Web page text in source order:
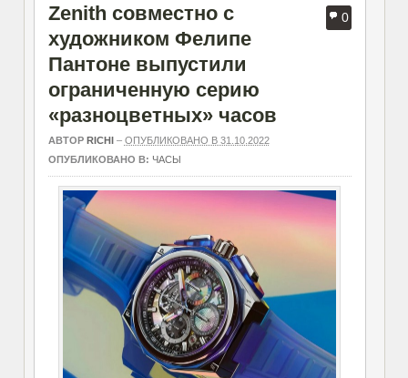
0
Zenith совместно с
художником Фелипе
Пантоне выпустили
ограниченную серию
«разноцветных» часов
АВТОР RICHI– ОПУБЛИКОВАНО В 31.10.2022
ОПУБЛИКОВАНО В: ЧАСЫ